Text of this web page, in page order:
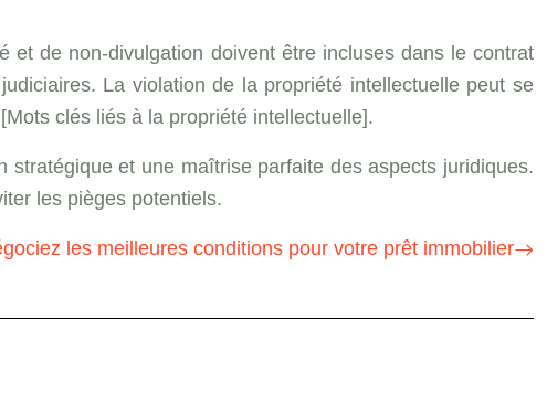
et de non-divulgation doivent être incluses dans le contrat
La violation de la propriété intellectuelle peut se
clés liés à la propriété intellectuelle].
stratégique et une maîtrise parfaite des aspects juridiques.
les pièges potentiels.
les meilleures conditions pour votre prêt immobilier